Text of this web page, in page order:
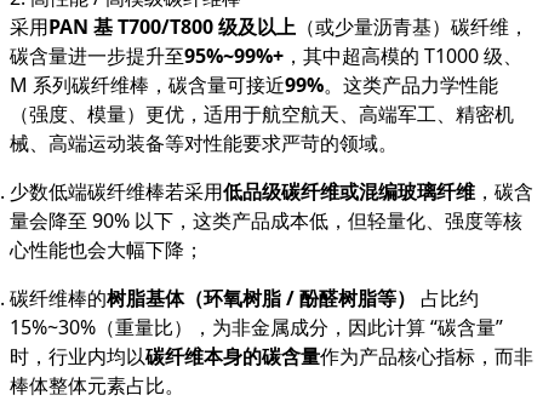
采用PAN 基 T700/T800 级及以上 （或少量沥青基）碳纤维，
碳含量进一步提升至95%~99%+ ，其中超高模的 T1000 级、
M 系列碳纤维棒，碳含量可接近99%。这类产品力学性能
（强度、模量）更优，适用于航空航天、高端军工、精密机
械、高端运动装备等对性能要求严苛的领域。
少数低端碳纤维棒若采用低品级碳纤维或混编玻璃纤维 ，碳含
量会降至 90% 以下，这类产品成本低，但轻量化、强度等核
心性能也会大幅下降；
碳纤维棒的树脂基体（环氧树脂 / 酚醛树脂等）
占比约
15%~30%（重量比），为非金属成分，因此计算 “碳含量”
时，行业内均以碳纤维本身的碳含量作为产品核心指标，而非
棒体整体元素占比。